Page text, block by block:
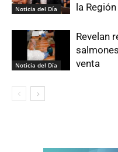
Noticia del Día
la
Noticia del Día
Revelan
venta